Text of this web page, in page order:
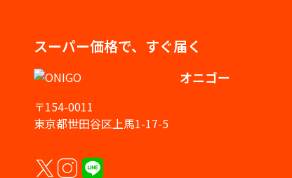
スーパー価格で、すぐ届く
オニゴー
〒154-0011
東京都世田谷区上馬1-17-5